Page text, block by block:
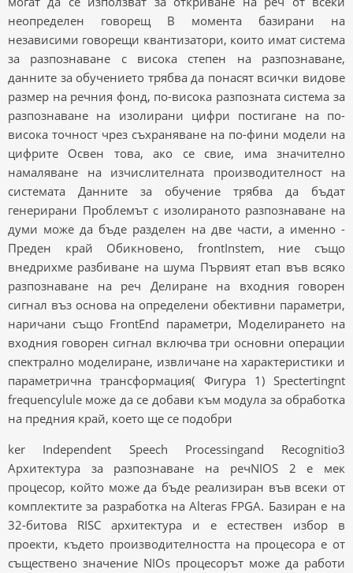
неопределен говорещ В момента базирани на
независими говорещи квантизатори, които имат система
за разпознаване с висока степен на разпознаване,
данните за обучението трябва да понасят всички видове
размер на речния фонд, по-висока разпозната система за
разпознаване на изолирани цифри постигане на по-
висока точност чрез съхраняване на по-фини модели на
цифрите Освен това, ако се свие, има значително
намаляване на изчислителната производителност на
системата Данните за обучение трябва да бъдат
генерирани Проблемът с изолираното разпознаване на
думи може да бъде разделен на две части, а именно -
Преден край Обикновено, frontInstem, ние също
внедрихме разбиване на шума Първият етап във всяко
разпознаване на реч Делиране на входния говорен
сигнал въз основа на определени обективни параметри,
наричани също FrontEnd параметри, Моделирането на
входния говорен сигнал включва три основни операции
спектрално моделиране, извличане на характеристики и
параметрична трансформация( Фигура 1) Spectertingnt
frequencylule може да се добави към модула за обработка
на предния край, което ще се подобри
ker Independent Speech Processingand Recognitio3
Архитектура за разпознаване на речNIOS 2 е мек
процесор, който може да бъде реализиран във всеки от
комплектите за разработка на Alteras FPGA. Базиран е на
32-битова RISC архитектура и е естествен избор в
проекти, където производителността на процесора е от
съществено значение NIOs процесорът може да работи